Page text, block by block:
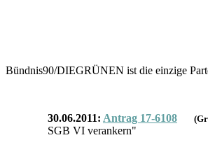
Bündnis90/DIEGRÜNEN ist die einzige
30.06.2011: Antrag 17-6108
SGB VI verankern"